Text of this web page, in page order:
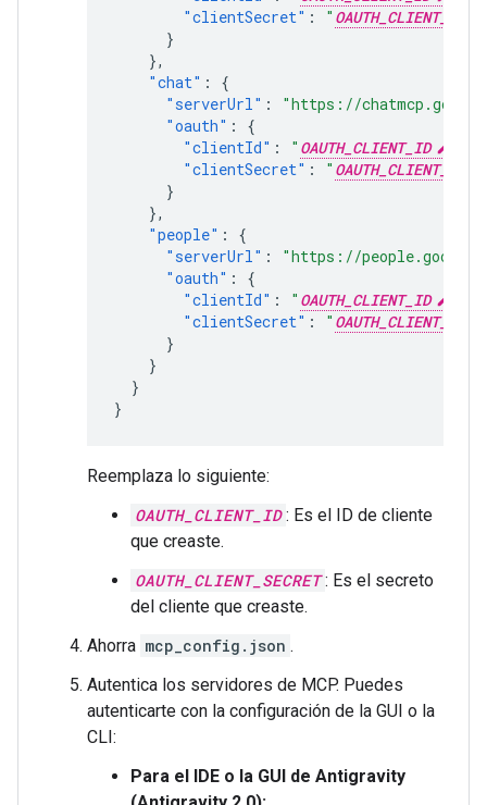
"clientSecret" : "
}
},
"chat" :
{
"serverUrl" :
"https://
"oauth" :
{
"clientId" : " OAUTH_CLIENT_ID
"clientSecret" : "
}
},
"people" :
{
"serverUrl" :
"https://
"oauth" :
{
"clientId" : " OAUTH_CLIENT_ID
"clientSecret" : "
}
}
}
}
Reemplaza lo siguiente:
OAUTH_CLIENT_ID : Es el ID de cliente
que creaste.
OAUTH_CLIENT_SECRET : Es el secreto
del cliente que creaste.
Ahorra mcp_config.json .
Autentica los servidores de MCP. Puedes
autenticarte con la configuración de la GUI o la
CLI:
Para el IDE o la GUI de Antigravity